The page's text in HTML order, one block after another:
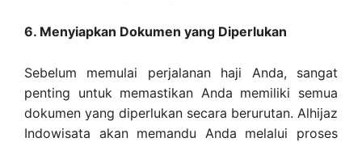
6. Menyiapkan Dokumen yang Diperlukan
Sebelum memulai perjalanan haji Anda, sangat
penting untuk memastikan Anda memiliki semua
dokumen yang diperlukan secara berurutan. Alhijaz
Indowisata akan memandu Anda melalui proses